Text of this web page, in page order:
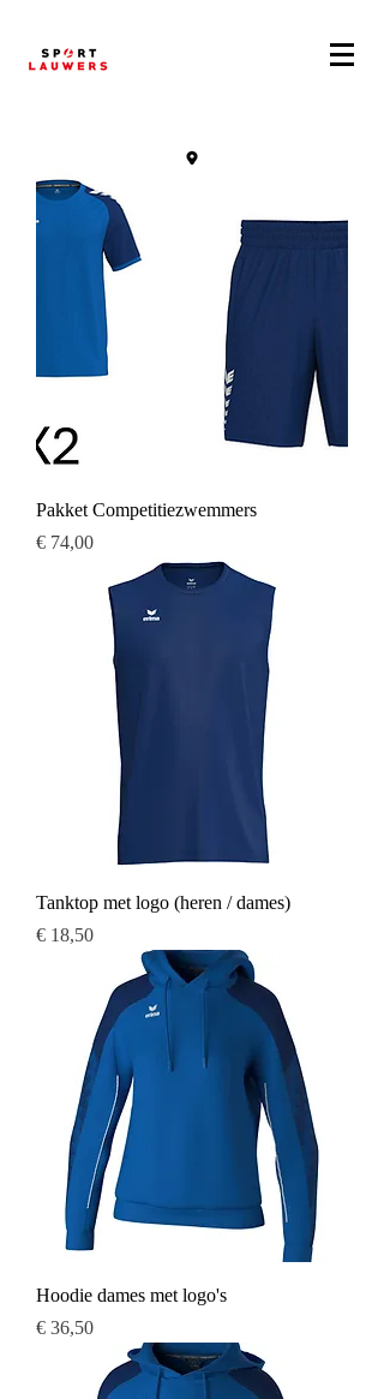
Pakket Competitiezwemmers
Prijs
€ 74,00
Tanktop met logo (heren / dames)
Prijs
€ 18,50
Hoodie dames met logo's
Prijs
€ 36,50